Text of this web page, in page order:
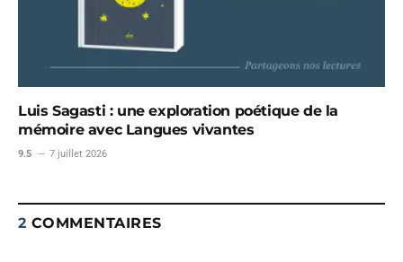
Luis Sagasti : une exploration poétique de la
mémoire avec Langues vivantes
9.5 7 juillet 2026
2 COMMENTAIRES